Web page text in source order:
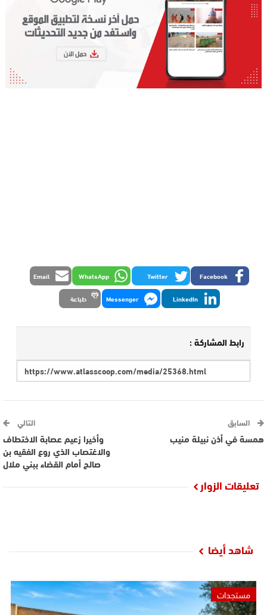
Facebook
Twitter
WhatsApp
Email
LinkedIn
Messenger طباعة
رابط المشاركة :
السابق
همسة في أذن نبيلة منيب
التالي
وأخيرا زعيم عصابة الاختطاف
والاغتصاب الذي روع الفقيه بن
صالح أمام القضاء ببني ملال
تعليقات الزوار
شاهد أيضا
مستجدات